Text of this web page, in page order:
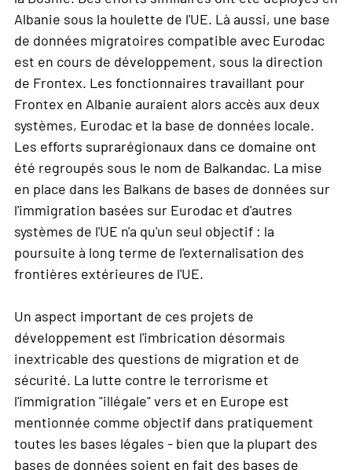
Albanie sous la houlette de l'UE. Là aussi, une base
de données migratoires compatible avec Eurodac
est en cours de développement, sous la direction
de Frontex. Les fonctionnaires travaillant pour
Frontex en Albanie auraient alors accès aux deux
systèmes, Eurodac et la base de données locale.
Les efforts suprarégionaux dans ce domaine ont
été regroupés sous le nom de Balkandac. La mise
en place dans les Balkans de bases de données sur
l'immigration basées sur Eurodac et d'autres
systèmes de l'UE n'a qu'un seul objectif : la
poursuite à long terme de l'externalisation des
frontières extérieures de l'UE.
Un aspect important de ces projets de
développement est l'imbrication désormais
inextricable des questions de migration et de
sécurité. La lutte contre le terrorisme et
l'immigration "illégale" vers et en Europe est
mentionnée comme objectif dans pratiquement
toutes les bases légales - bien que la plupart des
bases de données soient en fait des bases de